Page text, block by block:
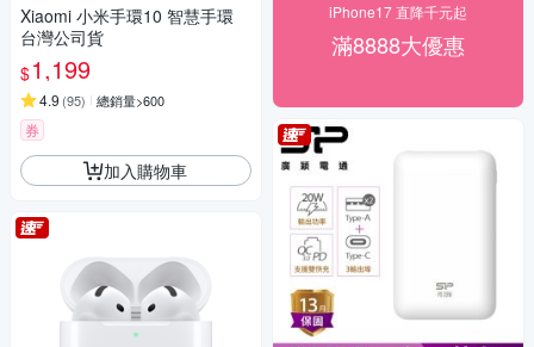
Xiaomi 小米手環10 智慧手環
台灣公司貨
$1,199
4.9 (95) 總銷量>600
券
加入購物車
iPhone17 直降千元起
滿8888大優惠